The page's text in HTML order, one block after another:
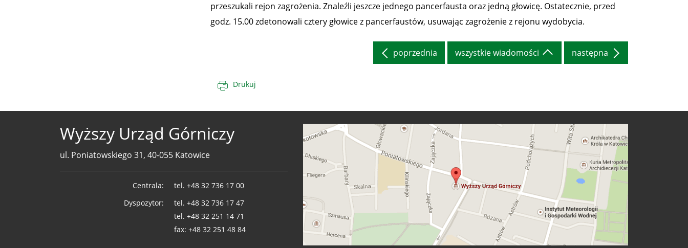
przeszukali rejon zagrożenia. Znaleźli jeszcze jednego pancerfausta oraz jedną głowicę. Ostatecznie, przed
godz. 15.00 zdetonowali cztery głowice z pancerfaustów, usuwając zagrożenie z rejonu wydobycia.
poprzednia wszystkie wiadomości następna
Drukuj
Wyższy Urząd Górniczy
ul. Poniatowskiego 31, 40-055 Katowice
Centrala: tel. +48 32 736 17 00
Dyspozytor:
tel. +48 32 736 17 47
tel. +48 32 251 14 71
fax: +48 32 251 48 84